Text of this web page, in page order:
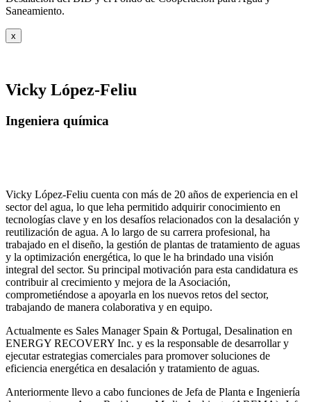
Saneamiento.
x
Vicky López-Feliu
Ingeniera química
Vicky López-Feliu cuenta con más de 20 años de experiencia en el
sector del agua, lo que leha permitido adquirir conocimiento en
tecnologías clave y en los desafíos relacionados con la desalación y
reutilización de agua. A lo largo de su carrera profesional, ha
trabajado en el diseño, la gestión de plantas de tratamiento de aguas
y la optimización energética, lo que le ha brindado una visión
integral del sector. Su principal motivación para esta candidatura es
contribuir al crecimiento y mejora de la Asociación,
comprometiéndose a apoyarla en los nuevos retos del sector,
trabajando de manera colaborativa y en equipo.
Actualmente es Sales Manager Spain & Portugal, Desalination en
ENERGY RECOVERY Inc. y es la responsable de desarrollar y
ejecutar estrategias comerciales para promover soluciones de
eficiencia energética en desalación y tratamiento de aguas.
Anteriormente llevo a cabo funciones de Jefa de Planta e Ingeniería